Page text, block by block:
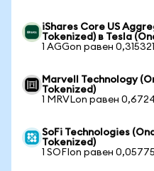
iShares Core US
Tokenized) в Tesla
1 AGGon равен
Marvell Technology
Tokenized)
1 MRVLon равен
SoFi Technologies
Tokenized)
1 SOFIon равен